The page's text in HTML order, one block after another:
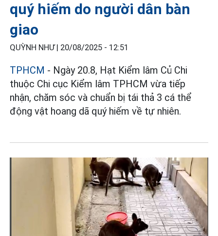
quý hiếm do người dân bàn
giao
QUỲNH NHƯ | 20/08/2025 - 12:51
TPHCM - Ngày 20.8, Hạt Kiểm lâm Củ Chi
thuộc Chi cục Kiểm lâm TPHCM vừa tiếp
nhận, chăm sóc và chuẩn bị tái thả 3 cá thể
động vật hoang dã quý hiếm về tự nhiên.